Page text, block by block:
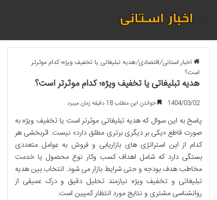
منو
اخبار استانی/اقتصادی/هدیه تبلیغاتی یا تخفیف ویژه؛ کدام موثرتر
است؟
هدیه تبلیغاتی یا تخفیف ویژه؛ کدام موثرتر است؟
1404/03/02 خواندن این مطلب 18 دقیقه زمان میبرد
پاسخ به این سوال که هدیه تبلیغاتی موثرتر است یا تخفیف ویژه به
صورت قاطع «یکی بر دیگری برتری مطلق دارد» نیست. اثربخشی هر
کدام از این استراتژی های بازاریابی و فروش به عوامل متعددی
بستگی دارد که شامل اهداف کسب وکار نوع محصول یا خدمت
مخاطب هدف بودجه و حتی شرایط بازار می شود. انتخاب بین هدیه
تبلیغاتی و تخفیف ویژه نیازمند تحلیل دقیق و درک عمیقی از
روانشناسی مشتری و نتایج مورد انتظار کمپین است.